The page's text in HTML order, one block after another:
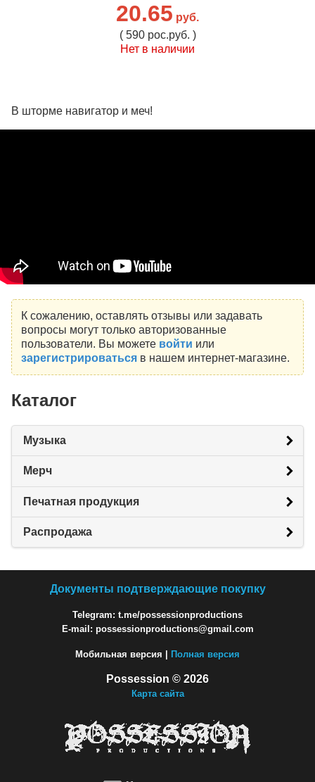
20.65 руб.
( 590 рос.руб. )
Нет в наличии
В шторме навигатор и меч!
К сожалению, оставлять отзывы или задавать
вопросы могут только авторизованные
пользователи. Вы можете войти или
зарегистрироватьсяв нашем интернет-магазине.
Каталог
Музыка
Мерч
Печатная продукция
Распродажа
Документы подтверждающие покупку
Telegram: t.me/possessionproductions
E-mail: possessionproductions@gmail.com
Мобильная версия | Полная версия
Possession © 2026
Карта сайта